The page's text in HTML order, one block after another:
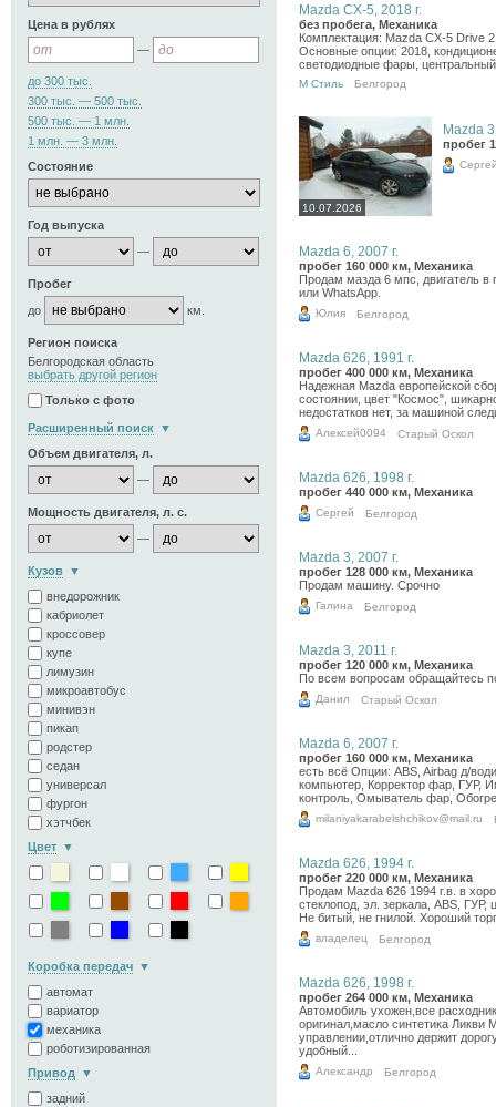
Цена в рублях
—
до 300 тыс.
300 тыс. — 500 тыс.
500 тыс. — 1 млн.
1 млн. — 3 млн.
Состояние
Год выпуска
—
Пробег
до
км.
Регион поиска
Белгородская область
выбрать другой регион
Только с фото
Расширенный поиск
Объем двигателя, л.
—
Мощность двигателя, л. с.
—
Кузов
внедорожник
кабриолет
кроссовер
купе
лимузин
микроавтобус
минивэн
пикап
родстер
седан
универсал
фургон
хэтчбек
Цвет
Коробка передач
автомат
вариатор
механика
роботизированная
Привод
задний
Mazda CX-5, 2018 г.
без пробега, Механика
Комплектация: Mazda CX-5 Drive
Основные опции: 2018,
светодиодные фары,
М Стиль Белгород
10.07.2026
Mazda
пробег
Mazda 6, 2007 г.
пробег 160 000 км, Механика
Продам мазда 6 мпс, двигатель в
или WhatsApp.
Юлия
Белгород
Mazda 626, 1991 г.
пробег 400 000 км, Механика
Надежная Mazda европейской
состоянии, цвет "Космос",
недостатков нет, за машиной
Алексей0094
Старый Оскол
Mazda 626, 1998 г.
пробег 440 000 км, Механика
Сергей
Белгород
Mazda 3, 2007 г.
пробег 128 000 км, Механика
Продам машину. Срочно
Галина
Белгород
Mazda 3, 2011 г.
пробег 120 000 км, Механика
По всем вопросам обращайтесь
Данил
Старый Оскол
Mazda 6, 2007 г.
пробег 160 000 км, Механика
есть всё Опции: ABS, Airbag д/
компьютер, Корректор фар, ГУР,
контроль, Омыватель фар,
milaniyakarabelshchikov@mail.ru
Mazda 626, 1994 г.
пробег 220 000 км, Механика
Продам Mazda 626 1994 г.в. в
стеклопод, эл. зеркала, ABS, ГУР,
Не битый, не гнилой. Хороший
владелец
Белгород
Mazda 626, 1998 г.
пробег 264 000 км, Механика
Автомобиль ухожен,все
оригинал,масло синтетика Ликви
управлении,отлично держит
удобный...
Александр
Белгород